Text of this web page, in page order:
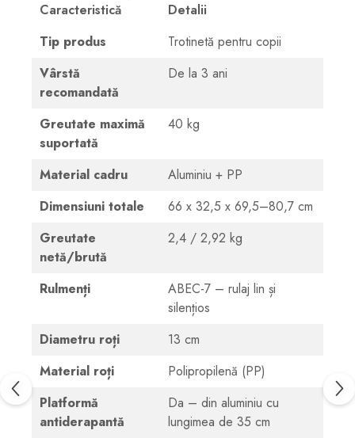
Caracteristică
Detalii
Tip produs
Trotinetă pentru copii
Vârstă
recomandată
De la 3 ani
Greutate maximă
suportată
40 kg
Material cadru
Aluminiu + PP
Dimensiuni totale
66 x 32,5 x 69,5–80,7 cm
Greutate
netă/brută
2,4 / 2,92 kg
Rulmenți
ABEC-7 – rulaj lin și
silențios
Diametru roți
13 cm
Material roți
Polipropilenă (PP)
Platformă
antiderapantă
Da – din aluminiu cu
lungimea de 35 cm